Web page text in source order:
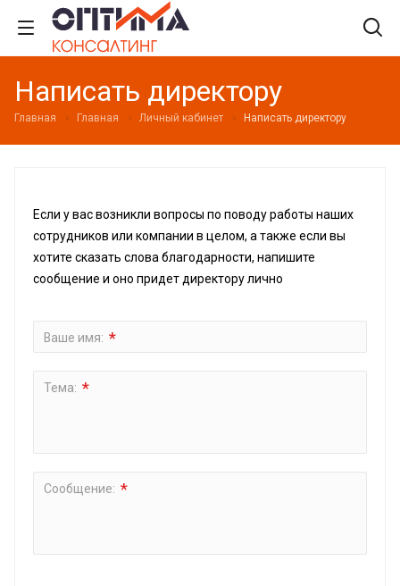
Написать директору
Главная Главная Личный кабинет Написать директору
Если у вас возникли вопросы по поводу работы наших
сотрудников или компании в целом, а также если вы
хотите сказать слова благодарности, напишите
сообщение и оно придет директору лично
Ваше имя: *
Тема: *
Сообщение: *